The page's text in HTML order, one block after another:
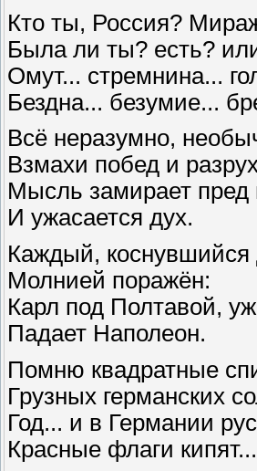
Кто ты, Россия?
Была ли ты? есть?
Омут... стремнина...
Бездна... безумие...
Всё неразумно,
Взмахи побед и
Мысль замирает
И ужасается дух.
Каждый, коснувшийся
Молнией поражён:
Карл под Полтавой,
Падает Наполеон.
Помню квадратные
Грузных германских
Год... и в Германии
Красные флаги кипят...